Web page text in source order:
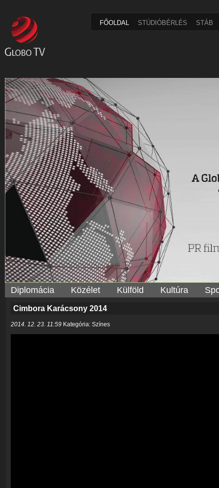
FŐOLDAL STÚDIÓBÉRLÉS STÁB
Diplomácia Közélet Külföld Kultúra
Cimbora Karácsony 2014
2014. 12. 23. 11:59 Kategória: Színes